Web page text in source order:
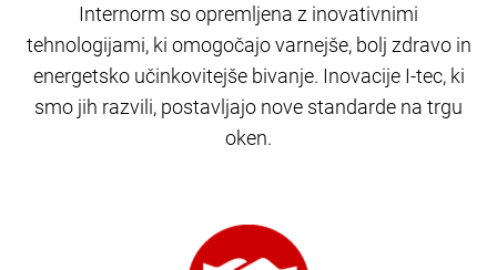
Internorm so opremljena z inovativnimi
tehnologijami, ki omogočajo varnejše, bolj zdravo in
energetsko učinkovitejše bivanje. Inovacije I-tec, ki
smo jih razvili, postavljajo nove standarde na trgu
oken.